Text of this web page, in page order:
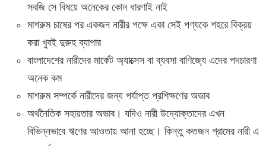
সবজি সে বিষয়ে অনেকের কোন ধারণাই নাই
মাশরুম চাষের পর একজন নারীর পক্ষে একা সেই পণ্যকে শহরে বিক্রয়
করা খুবই দুরুহ ব্যাপার
বাংলাদেশের নারীদের মার্কেট অ্যাক্সেস বা ব্যবসা বাণিজ্যে এদের পদচারণা
অনেক কম
মাশরুম সম্পর্কে নারীদের জন্য পর্যাপ্ত প্রশিক্ষণের অভাব
অর্থনৈতিক সহায়তার অভাব। যদিও নারী উদ্যোক্তাদের এখন
বিভিন্নভাবে ঋণের আওতায় আনা হচ্ছে। কিন্তু কতজন গ্রামের নারী এ